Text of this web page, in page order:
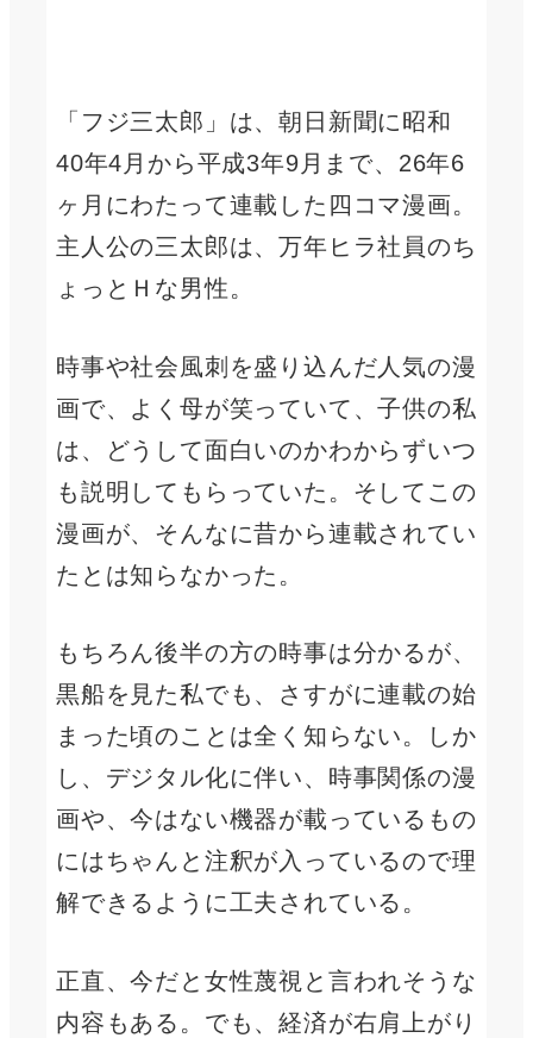
「フジ三太郎」は、朝日新聞に昭和
40年4月から平成3年9月まで、26年6
ヶ月にわたって連載した四コマ漫画。
主人公の三太郎は、万年ヒラ社員のち
ょっとＨな男性。
時事や社会風刺を盛り込んだ人気の漫
画で、よく母が笑っていて、子供の私
は、どうして面白いのかわからずいつ
も説明してもらっていた。そしてこの
漫画が、そんなに昔から連載されてい
たとは知らなかった。
もちろん後半の方の時事は分かるが、
黒船を見た私でも、さすがに連載の始
まった頃のことは全く知らない。しか
し、デジタル化に伴い、時事関係の漫
画や、今はない機器が載っているもの
にはちゃんと注釈が入っているので理
解できるように工夫されている。
正直、今だと女性蔑視と言われそうな
内容もある。でも、経済が右肩上がり